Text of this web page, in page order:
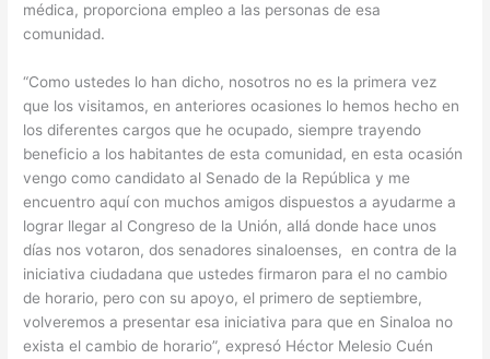
médica, proporciona empleo a las personas de esa
comunidad.
“Como ustedes lo han dicho, nosotros no es la primera vez
que los visitamos, en anteriores ocasiones lo hemos hecho en
los diferentes cargos que he ocupado, siempre trayendo
beneficio a los habitantes de esta comunidad, en esta ocasión
vengo como candidato al Senado de la República y me
encuentro aquí con muchos amigos dispuestos a ayudarme a
lograr llegar al Congreso de la Unión, allá donde hace unos
días nos votaron, dos senadores sinaloenses, en contra de la
iniciativa ciudadana que ustedes firmaron para el no cambio
de horario, pero con su apoyo, el primero de septiembre,
volveremos a presentar esa iniciativa para que en Sinaloa no
exista el cambio de horario”, expresó Héctor Melesio Cuén